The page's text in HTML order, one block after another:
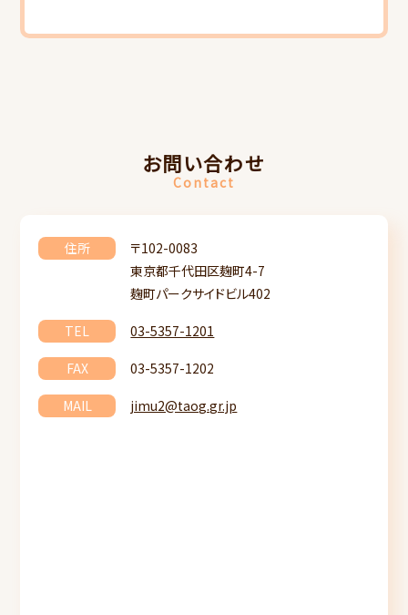
お問い合わせ
Contact
住所
〒102-0083
東京都千代田区麹町4-7
麹町パークサイドビル402
TEL 03-5357-1201
FAX 03-5357-1202
MAIL jimu2@taog.gr.jp